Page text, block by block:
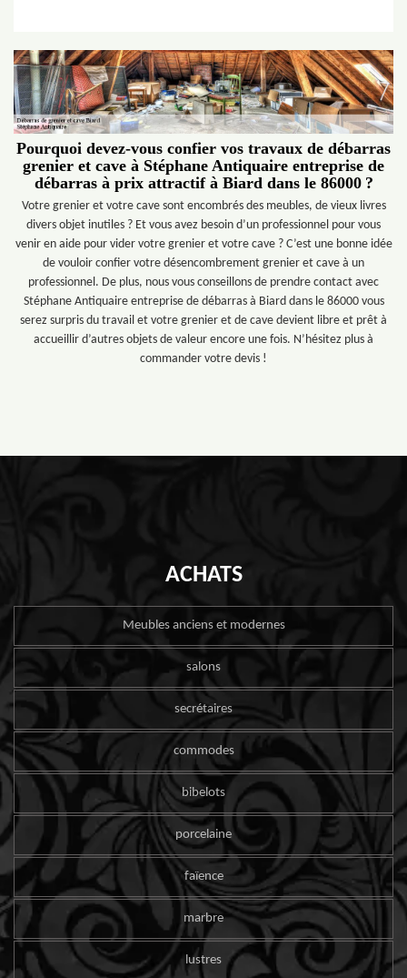
Pourquoi devez-vous confier vos travaux de débarras
grenier et cave à Stéphane Antiquaire entreprise de
débarras à prix attractif à Biard dans le 86000 ?
Votre grenier et votre cave sont encombrés des meubles, de vieux livres
divers objet inutiles ? Et vous avez besoin d’un professionnel pour vous
venir en aide pour vider votre grenier et votre cave ? C’est une bonne idée
de vouloir confier votre désencombrement grenier et cave à un
professionnel. De plus, nous vous conseillons de prendre contact avec
Stéphane Antiquaire entreprise de débarras à Biard dans le 86000 vous
serez surpris du travail et votre grenier et de cave devient libre et prêt à
accueillir d’autres objets de valeur encore une fois. N’hésitez plus à
commander votre devis !
ACHATS
Meubles anciens et modernes
salons
secrétaires
commodes
bibelots
porcelaine
faïence
marbre
lustres